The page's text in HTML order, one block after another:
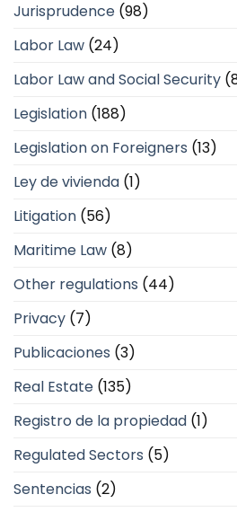
Jurisprudence (98)
Labor Law (24)
Labor Law and Social Security
Legislation (188)
Legislation on Foreigners (13)
Ley de vivienda (1)
Litigation (56)
Maritime Law (8)
Other regulations (44)
Privacy (7)
Publicaciones (3)
Real Estate (135)
Registro de la propiedad (1)
Regulated Sectors (5)
Sentencias (2)